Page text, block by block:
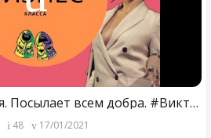
Виктория Заболотная. Посылает всем добра. #ВикторияЗаболотная
48 17/01/2021